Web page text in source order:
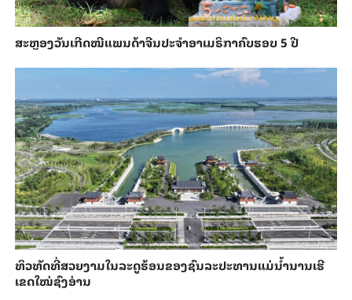
ສະຫຼອງວັນ​ເກີດ​ໝີ​ແພນ​ດ້າ​ຈີນ​ປະ​ຈຳ​ອາ​ເມ​ຣິ​ກາ​ຄົບ​ຮອບ 5 ປີ
ທິວທັດທີ່ສວຍງາມໃນລະດູຮ້ອນຂອງຊົນລະປະທານແມ່ນ້ຳນານເຮີ
ເຂດໃໝ່ຊົງອ່ານ